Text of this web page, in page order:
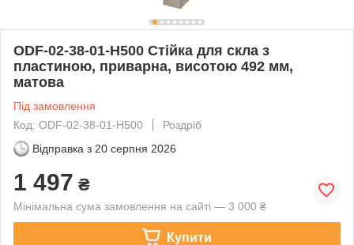
ODF-02-38-01-H500 Стійка для скла з
пластиною, приварна, висотою 492 мм,
матова
Під замовлення
Код: ODF-02-38-01-H500
Роздріб
Відправка з 20 серпня 2026
1 497 ₴
Мінімальна сума замовлення на сайті — 3 000 ₴
Купити